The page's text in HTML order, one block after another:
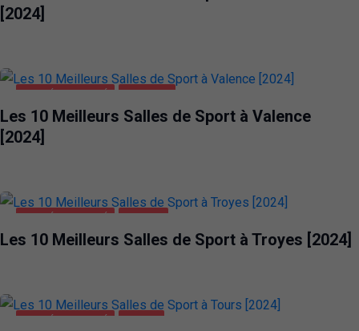
[2024]
Les 10 Meilleurs Salles de Sport à Valence
[2024]
Les 10 Meilleurs Salles de Sport à Troyes [2024]